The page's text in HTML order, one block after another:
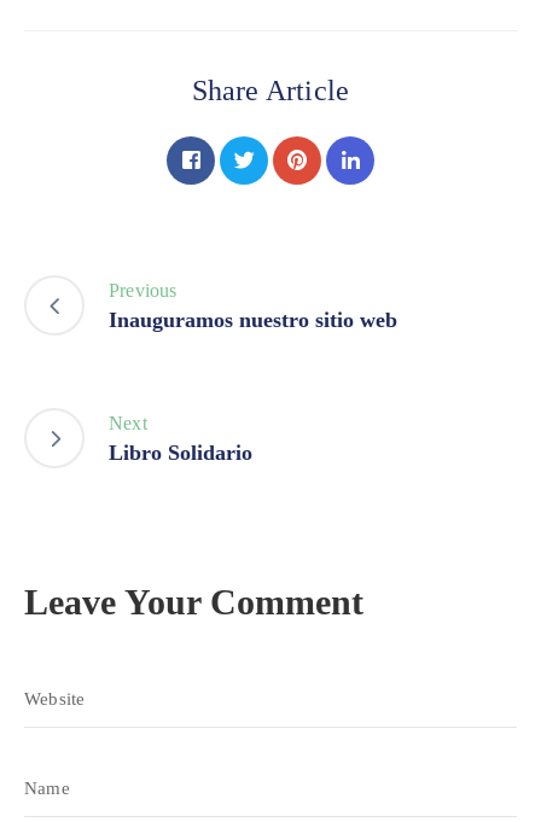
Share Article
Previous
Inauguramos nuestro sitio web
Next
Libro Solidario
Leave Your Comment